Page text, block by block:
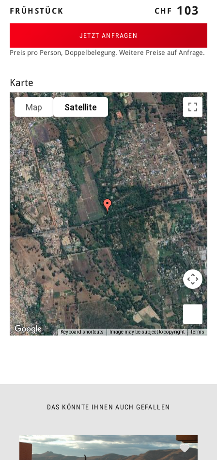
FRÜHSTÜCK CHF 103
JETZT ANFRAGEN
Preis pro Person, Doppelbelegung. Weitere Preise auf Anfrage.
Karte
Map Satellite
Keyboard shortcuts Image may be subject to copyright Terms
DAS KÖNNTE IHNEN AUCH GEFALLEN